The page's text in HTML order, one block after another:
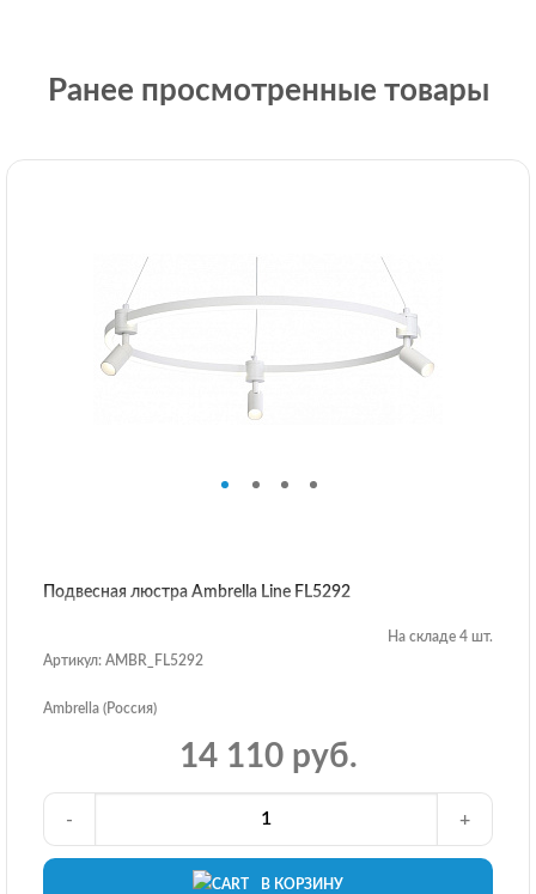
Ранее просмотренные товары
Подвесная люстра Ambrella Line FL5292
На складе 4 шт.
Артикул: AMBR_FL5292
Ambrella (Россия)
14 110 руб.
В КОРЗИНУ
- +